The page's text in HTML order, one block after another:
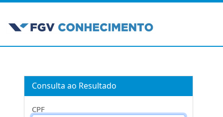
Consulta ao Resultado
CPF